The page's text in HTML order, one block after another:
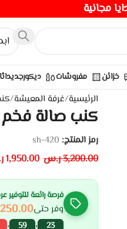
خزائن مفروشات ديكورجديد
الرئيسية/غرفة المعيشة/
كنب صالة فخم 3 مقاعد – ألوان متعددة
رمز المنتج: sh-420
3,200.00ر.س 1,950.00
فرصة رائعة للتوفير عرض
وفر حتى
23
59